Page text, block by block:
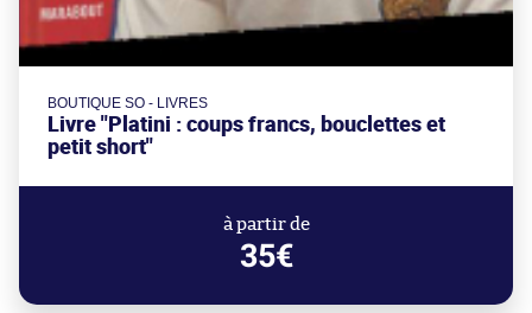
BOUTIQUE SO - LIVRES
Livre "Platini : coups francs, bouclettes et
petit short"
à partir de
35€